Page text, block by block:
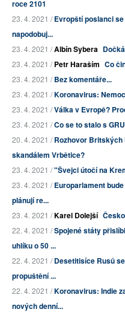
roce 2101
23. 4. 2021 /Evropští poslanci
napodobuj...
23. 4. 2021 /Albín Sybera
23. 4. 2021 /Petr Haraším Co
23. 4. 2021 /Bez komentáře...
23. 4. 2021 /Koronavirus:
23. 4. 2021 /Válka v Evropě?
23. 4. 2021 /Co se to stalo s
20. 4. 2021 /Rozhovor Britských
skandálem Vrbětice?
23. 4. 2021 /"Švejci útočí na
23. 4. 2021 /Europarlament
plánují re...
23. 4. 2021 /Karel Dolejší
22. 4. 2021 /Spojené státy
uhlíku o 50 ...
22. 4. 2021 /Desetitisíce Rusů
propuštění ...
22. 4. 2021 /Koronavirus: Indie
nových denní...